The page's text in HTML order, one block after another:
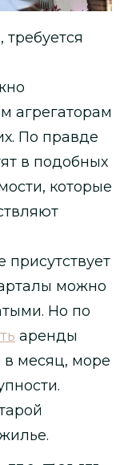
агрегаторам
По правде
в подобных
которые
можно
Но по
аренды
в месяц, море